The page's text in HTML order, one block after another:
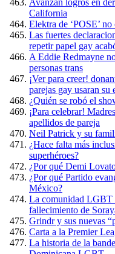
Avanzan logros en
California
Elektra de ‘POSE’
Las fuertes
repetir papel gay
A Eddie Redmayne
personas trans
¡Ver para creer!
parejas gay usaran su
¿Quién se robó el
¡Para celebrar!
apellidos de pareja
Neil Patrick y su
¿Hace falta más
superhéroes?
¿Por qué Demi
¿Por qué Partido
México?
La comunidad LGBT
fallecimiento de
Grindr y sus nuevas
Carta a la Premier
La historia de la